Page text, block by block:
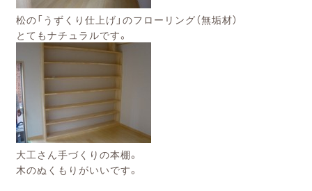
松の「うずくり仕上げ」のフローリング（無垢材）
とてもナチュラルです。
大工さん手づくりの本棚。
木のぬくもりがいいです。